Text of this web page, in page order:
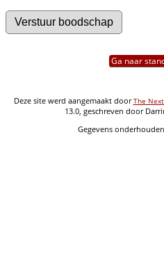
Ga naar
Deze site werd aangemaakt doorThe
13.0, geschreven door
Gegevens